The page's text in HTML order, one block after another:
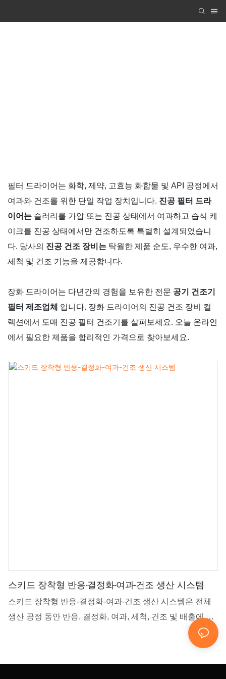
필터 드라이어는 화학, 제약, 고효능 화합물 및 API 공정에서
여과와 건조를 위한 단일 작업 장치입니다. 진공 필터 드라
이어는 슬러리를 가압 또는 진공 상태에서 여과하고 습식 케
이크를 진공 상태에서만 건조하도록 특별히 설계되었습니
다. 당사의 진공 건조 장비는 탁월한 제품 순도, 우수한 여과,
세척 및 건조 기능을 제공합니다.
장화 드라이어는 다년간의 경험을 보유한 전문 공기 건조기
필터 제조업체
입니다. 장화 드라이어의 진공 건조 장비 컬
렉션에서 도매 진공 필터 건조기를 살펴보세요. 오늘 온라인
에서 필요한 제품을 합리적인 가격으로 찾아보세요.
스키드 장착형 반응-결정화-여과-건조 생산 시스템
스키드 장착형 반응-결정화-여과-건조 생산 시스템은 전체
생산 공정 동안 반응, 결정화, 여과, 세척, 건조 및 배출에 사
용되며, 위에서 아래로 원료 탱크, 결정화기 및 교반식 너트
셰 필터가 파이프로 순차적으로 연결되어 있습니다. 교반식
너트셰 필터 하단에는 단일 원추형 건조기와 제2 저장 탱크